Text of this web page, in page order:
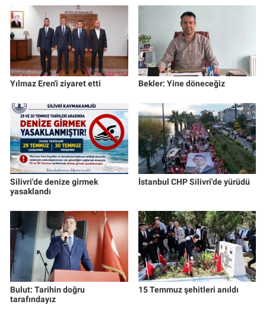
Yılmaz Eren'i ziyaret etti Bekler: Yine döneceğiz
Silivri'de denize girmek
yasaklandı
İstanbul CHP Silivri'de yürüdü
Bulut: Tarihin doğru
tarafındayız
15 Temmuz şehitleri anıldı